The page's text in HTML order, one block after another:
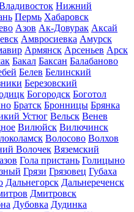
Нижний
Пермь Хабаровск
Азов Ак-Довурак Аксай
Амвросиевка Амурск
Армянск Арсеньев Арск
Бакал Баксан Балабаново
Белев Белинский
Березовский
Богородск Боготол
Братск Бронницы Брянка
Устюг Вельск Венев
Вилюйск Вилючинск
Волосово Волхов
Волочек Вяземский
Гола пристань Голицыно
Грязи Грязовец Губаха
Дальнегорск Дальнереченск
Дмитровск
Дубовка Дудинка